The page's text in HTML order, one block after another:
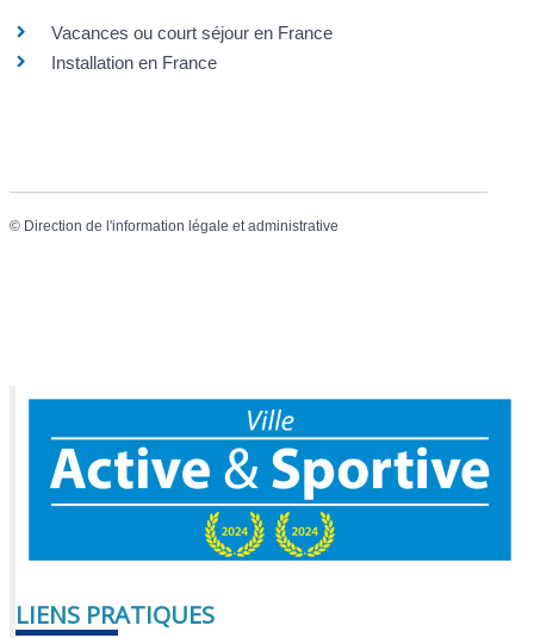
Vacances ou court séjour en France
Installation en France
© Direction de l'information légale et administrative
LIENS PRATIQUES